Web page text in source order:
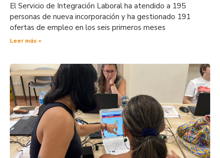
El Servicio de Integración Laboral ha atendido a 195
personas de nueva incorporación y ha gestionado 191
ofertas de empleo en los seis primeros meses
Leer más »